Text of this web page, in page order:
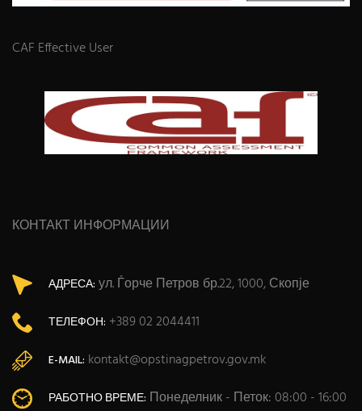
CAF Effective User
КОНТАКТ ИНФОРМАЦИИ
АДРЕСА: ул. Ѓорче Петров бр.22, 1000, Скопје
ТЕЛЕФОН: +389 02 2044411
E-MAIL: kontakt@opstinagpetrov.gov.mk
РАБОТНО ВРЕМЕ: Понеделник - Петок: 08:00 - 16:00